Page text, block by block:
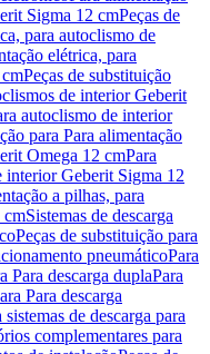
Sigma 12 cmPeças de
para autoclismo de
elétrica, para
Peças de substituição
de interior Geberit
autoclismo de interior
para Para alimentação
Omega 12 cmPara
interior Geberit Sigma 12
a pilhas, para
cmSistemas de descarga
Peças de substituição para
pneumáticoPara
Para descarga duplaPara
Para descarga
de descarga para
complementares para